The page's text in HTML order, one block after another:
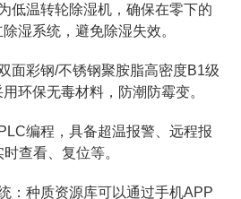
低温转轮除湿机，确保在零下的
湿系统，避免除湿失效。
面彩钢/不锈钢聚胺脂高密度B1级
环保无毒材料，防潮防霉变。
编程，具备超温报警、远程报
查看、复位等。
：种质资源库可以通过手机APP